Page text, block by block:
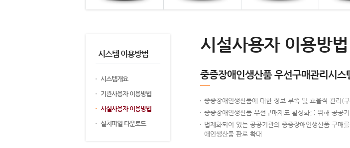
시스템 이용방법
시스템개요
기관사용자 이용방법
시설사용자 이용방법
설치파일 다운로드
시설사용자 이용방법
중증장애인생산품 우선구매관리시스
중증장애인생산품에 대한 정보 부족 및 효율적 관리(
중증장애인생산품 우선구매제도 활성화를 위해 공공
법제화되어 있는 공공기관의 중증장애인생산품 구매
애인생산품 판로 확대